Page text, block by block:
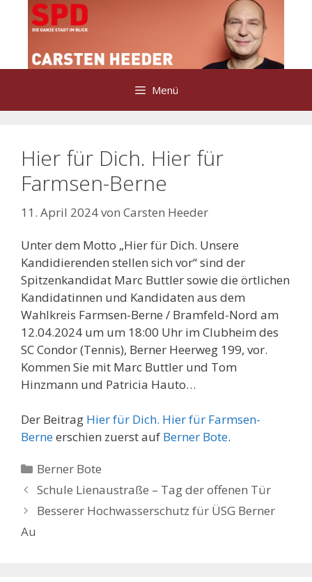
Menü
Hier für Dich. Hier für
Farmsen-Berne
11. April 2024von Carsten Heeder
Unter dem Motto „Hier für Dich. Unsere
Kandidierenden stellen sich vor“ sind der
Spitzenkandidat Marc Buttler sowie die örtlichen
Kandidatinnen und Kandidaten aus dem
Wahlkreis Farmsen-Berne / Bramfeld-Nord am
12.04.2024 um um 18:00 Uhr im Clubheim des
SC Condor (Tennis), Berner Heerweg 199, vor.
Kommen Sie mit Marc Buttler und Tom
Hinzmann und Patricia Hauto…
Der Beitrag Hier für Dich. Hier für Farmsen-
Berneerschien zuerst auf Berner Bote.
Kategorien
Berner Bote
Schule Lienaustraße – Tag der offenen Tür
Besserer Hochwasserschutz für ÜSG Berner
Au